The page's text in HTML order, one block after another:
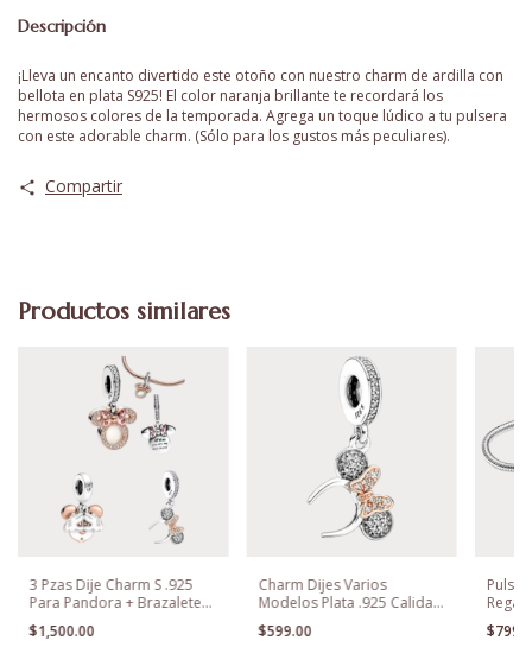
Descripción
¡Lleva un encanto divertido este otoño con nuestro charm de ardilla con
bellota en plata S925! El color naranja brillante te recordará los
hermosos colores de la temporada. Agrega un toque lúdico a tu pulsera
con este adorable charm. (Sólo para los gustos más peculiares).
Compartir
Productos similares
3 Pzas Dije Charm S .925
Para Pandora + Brazalete
De Ragalo
$1,500.00
Charm Dijes Varios
Modelos Plata .925 Calidad
Premium
$599.00